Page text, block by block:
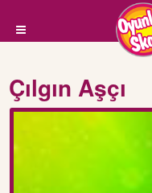
Çılgın Aşçı